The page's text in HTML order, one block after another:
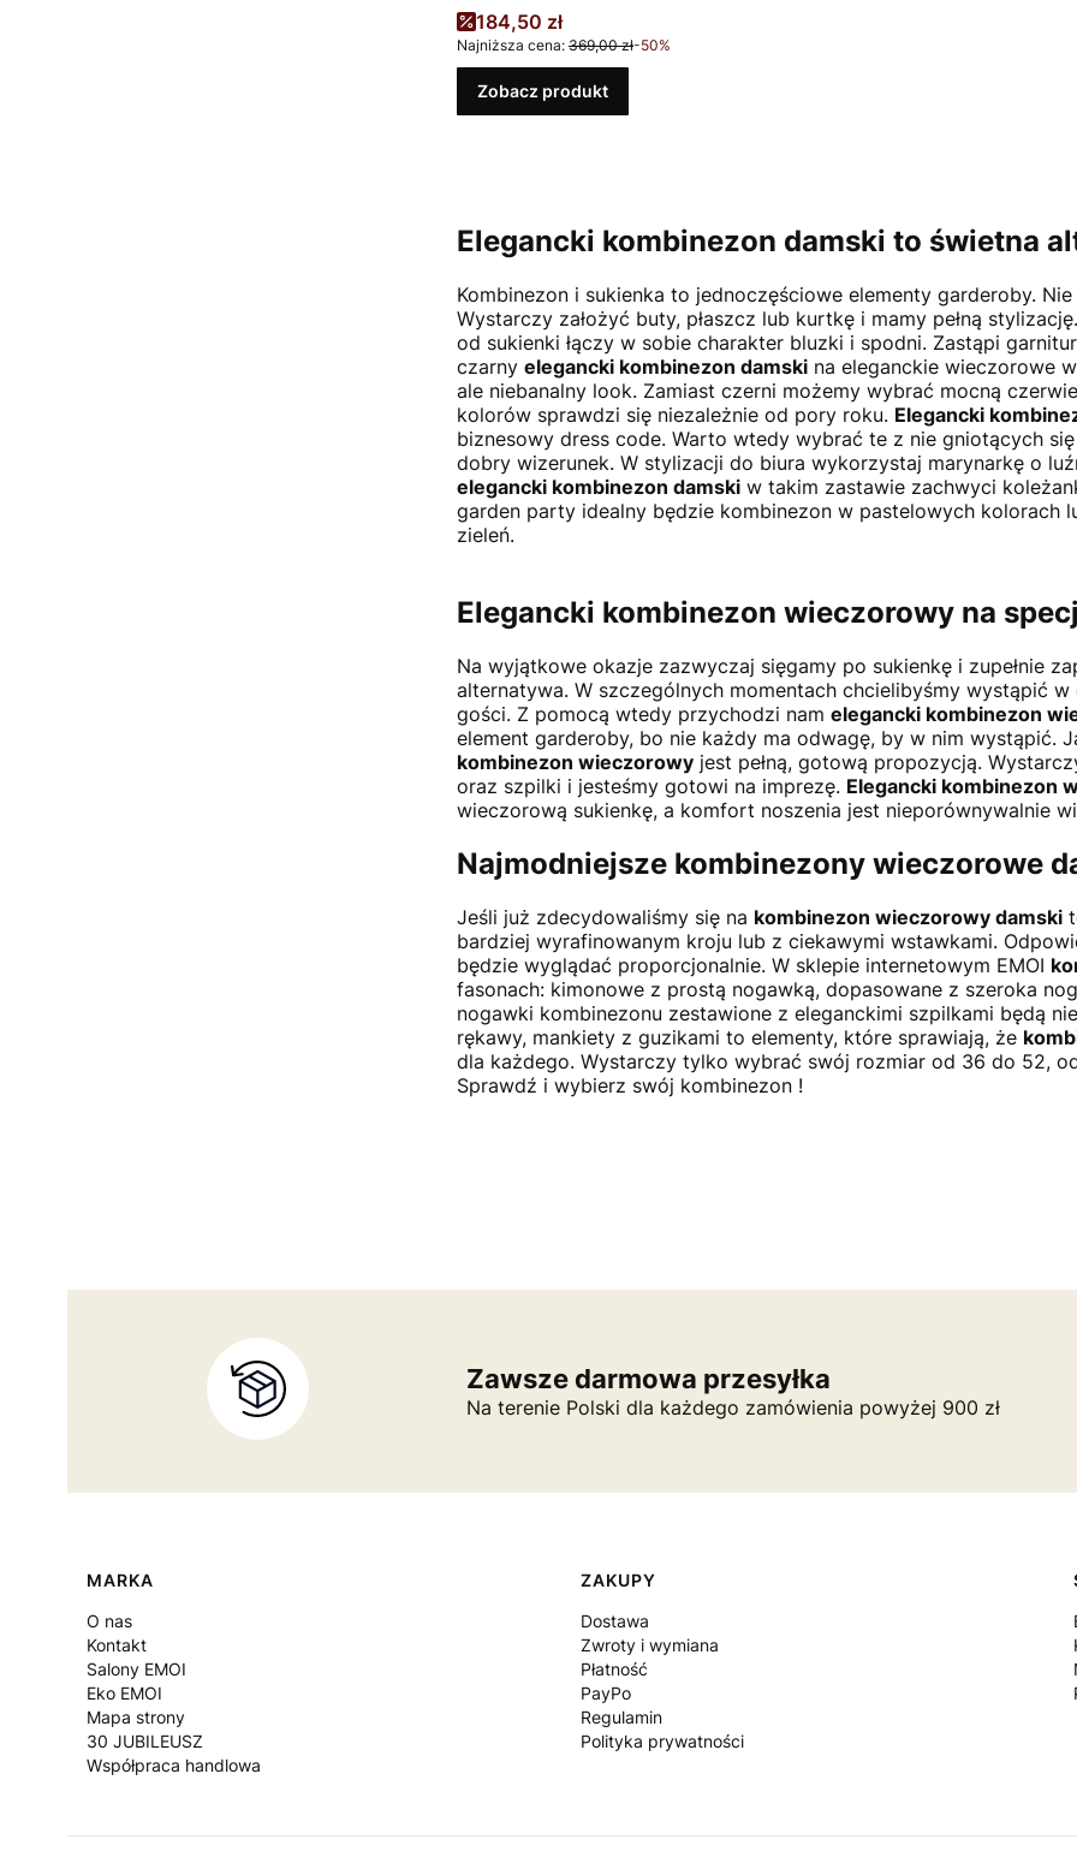
Cena promocyjna
184,50 zł
Najniższa cena: 369,00 zł-50%
Zobacz produkt
Elegancki kombinezon damski to świetna
Kombinezon i sukienka to jednoczęściowe elementy garderoby.
Wystarczy założyć buty, płaszcz lub kurtkę i mamy pełną stylizację.
od sukienki łączy w sobie charakter bluzki i spodni. Zastąpi
czarny elegancki kombinezon damski na eleganckie wieczorowe
ale niebanalny look. Zamiast czerni możemy wybrać mocną
kolorów sprawdzi się niezależnie od pory roku. Elegancki
biznesowy dress code. Warto wtedy wybrać te z nie gniotących
dobry wizerunek. W stylizacji do biura wykorzystaj marynarkę o
elegancki kombinezon damski w takim zastawie zachwyci
garden party idealny będzie kombinezon w pastelowych kolorach
zieleń.
Elegancki kombinezon wieczorowy na
Na wyjątkowe okazje zazwyczaj sięgamy po sukienkę i zupełnie
alternatywa. W szczególnych momentach chcielibyśmy wystąpić
gości. Z pomocą wtedy przychodzi nam elegancki kombinezon
element garderoby, bo nie każdy ma odwagę, by w nim wystąpić.
kombinezon wieczorowy jest pełną, gotową propozycją.
oraz szpilki i jesteśmy gotowi na imprezę. Elegancki kombinezon
wieczorową sukienkę, a komfort noszenia jest nieporównywalnie
Najmodniejsze kombinezony wieczorowe
Jeśli już zdecydowaliśmy się na kombinezon wieczorowy damski
bardziej wyrafinowanym kroju lub z ciekawymi wstawkami.
będzie wyglądać proporcjonalnie. W sklepie internetowym EMOI
fasonach: kimonowe z prostą nogawką, dopasowane z szeroka
nogawki kombinezonu zestawione z eleganckimi szpilkami będą
rękawy, mankiety z guzikami to elementy, które sprawiają, że
dla każdego. Wystarczy tylko wybrać swój rozmiar od 36 do 52,
Sprawdź i wybierz swój kombinezon !
Zawsze darmowa przesyłka
Na terenie Polski dla każdego zamówienia powyżej 900 zł
Linki w stopce
MARKA
O nas
Kontakt
Salony EMOI
Eko EMOI
Mapa strony
30 JUBILEUSZ
Współpraca handlowa
ZAKUPY
Dostawa
Zwroty i wymiana
Płatność
PayPo
Regulamin
Polityka prywatności